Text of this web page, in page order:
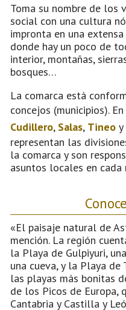
Toma su nombre de los
social con una cultura
impronta en una
donde hay un poco de
interior, montañas,
bosques…
La comarca está
concejos (municipios).
Cudillero, Salas, Tineo y
representan las
la comarca y son
asuntos locales en cada
«El paisaje natural de
mención. La región
la Playa de Gulpiyuri,
una cueva, y la Playa de
las playas más bonitas
de los Picos de Europa,
Cantabria y Castilla y